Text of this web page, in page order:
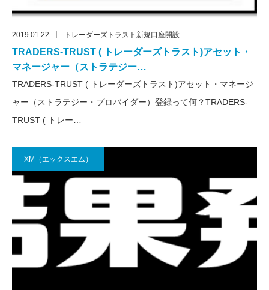
2019.01.22 トレーダーズトラスト新規口座開設
TRADERS-TRUST ( トレーダーズトラスト)アセット・
マネージャー（ストラテジー…
TRADERS-TRUST ( トレーダーズトラスト)アセット・マネージ
ャー（ストラテジー・プロバイダー）登録って何？TRADERS-
TRUST ( トレー…
XM（エックスエム）